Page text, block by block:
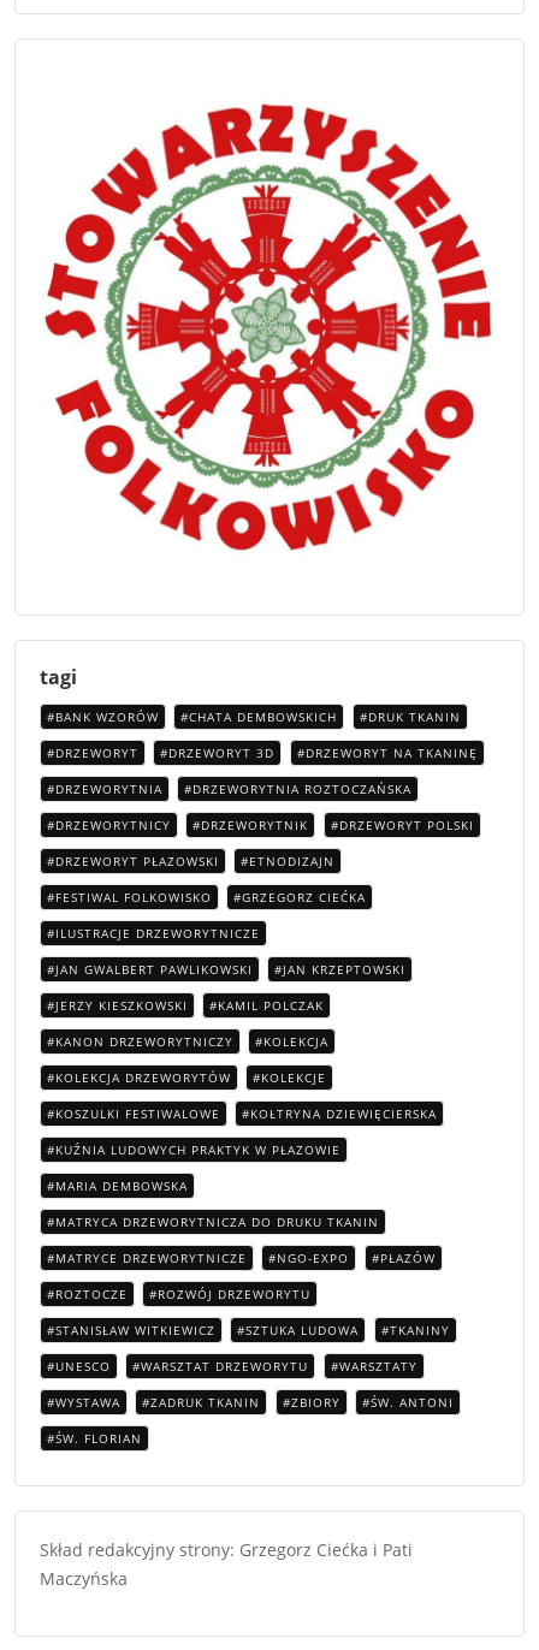
tagi
BANK WZORÓW CHATA DEMBOWSKICH DRUK TKANIN
DRZEWORYT DRZEWORYT 3D DRZEWORYT NA TKANINĘ
DRZEWORYTNIA DRZEWORYTNIA ROZTOCZAŃSKA
DRZEWORYTNICY DRZEWORYTNIK DRZEWORYT POLSKI
DRZEWORYT PŁAZOWSKI ETNODIZAJN
FESTIWAL FOLKOWISKO GRZEGORZ CIEĆKA
ILUSTRACJE DRZEWORYTNICZE
JAN GWALBERT PAWLIKOWSKI JAN KRZEPTOWSKI
JERZY KIESZKOWSKI KAMIL POLCZAK
KANON DRZEWORYTNICZY KOLEKCJA
KOLEKCJA DRZEWORYTÓW KOLEKCJE
KOSZULKI FESTIWALOWE KOŁTRYNA DZIEWIĘCIERSKA
KUŹNIA LUDOWYCH PRAKTYK W PŁAZOWIE
MARIA DEMBOWSKA
MATRYCA DRZEWORYTNICZA DO DRUKU TKANIN
MATRYCE DRZEWORYTNICZE NGO-EXPO PŁAZÓW
ROZTOCZE ROZWÓJ DRZEWORYTU
STANISŁAW WITKIEWICZ SZTUKA LUDOWA TKANINY
UNESCO WARSZTAT DRZEWORYTU WARSZTATY
WYSTAWA ZADRUK TKANIN ZBIORY ŚW. ANTONI
ŚW. FLORIAN
Skład redakcyjny strony: Grzegorz Ciećka i Pati
Maczyńska